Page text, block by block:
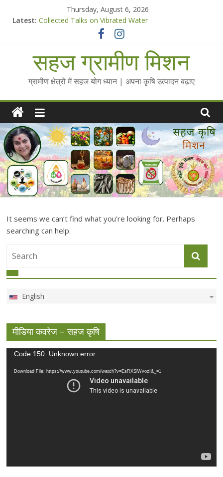
Thursday, August 6, 2026
Latest: Collected Talks on Vibrated Water
सहज कृषि प्रचार-प्रसार किट
Standee Designs @ 2025 for Sahaj Krishi Promotions
Chalo Gaon Ki Or Abhiyaan - 2025-26
सहज ग्रामीण मिशन
ग्रामीण क्षेत्रों में सहज योग ध्यान | अपना कृषि उत्पादन बढ़ाए
It seems we can’t find what you’re looking for. Perhaps
searching can help.
English
मीडिया कवरेज – सहज कृषि
Video
Code 150: Unknown error.
Download File: https://www.youtube.com/watch?v=EsRXSiWvozI&_=1